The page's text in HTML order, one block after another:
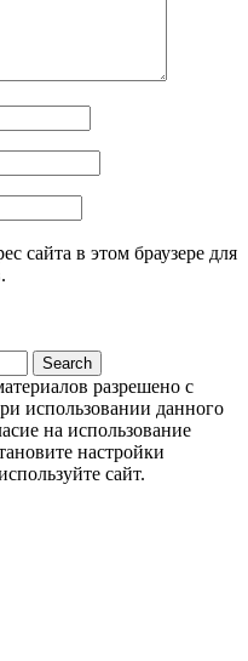
сайта в этом браузере для
Search
разрешено с
использовании данного
на использование
настройки
сайт.